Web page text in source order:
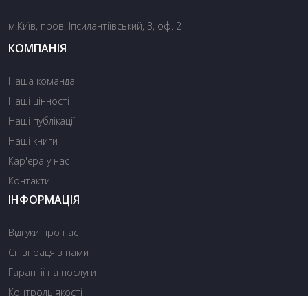
м.Київ, пров. Іпсилантіївський, 3, оф. 2
КОМПАНІЯ
Наша команда
Наші цінності
Наші публікації
Наші книги
Кар'єра у нас
Контакти
ІНФОРМАЦІЯ
Відгуки про нас
Співпраця з нами
Гарантії на послуги
Контроль якості